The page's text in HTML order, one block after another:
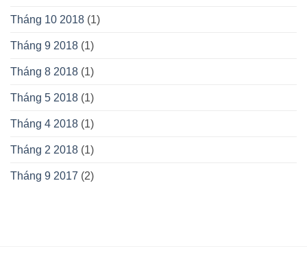
Tháng 10 2018 (1)
Tháng 9 2018 (1)
Tháng 8 2018 (1)
Tháng 5 2018 (1)
Tháng 4 2018 (1)
Tháng 2 2018 (1)
Tháng 9 2017 (2)